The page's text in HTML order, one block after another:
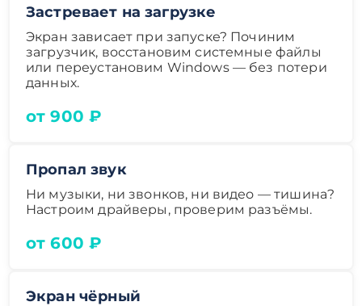
Застревает на загрузке
Экран зависает при запуске? Починим
загрузчик, восстановим системные файлы
или переустановим Windows — без потери
данных.
от 900 ₽
Пропал звук
Ни музыки, ни звонков, ни видео — тишина?
Настроим драйверы, проверим разъёмы.
от 600 ₽
Экран чёрный